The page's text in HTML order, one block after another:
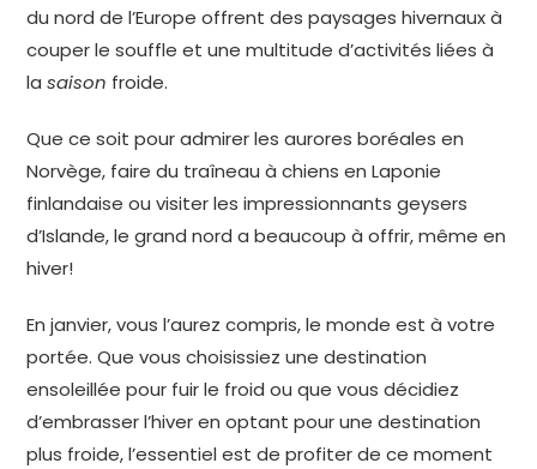
du nord de l’Europe offrent des paysages hivernaux à
couper le souffle et une multitude d’activités liées à
lasaison froide.
Que ce soit pour admirer les aurores boréales en
Norvège, faire du traîneau à chiens en Laponie
finlandaise ou visiter les impressionnants geysers
d’Islande, le grand nord a beaucoup à offrir, même en
hiver!
En janvier, vous l’aurez compris, le monde est à votre
portée. Que vous choisissiez une destination
ensoleillée pour fuir le froid ou que vous décidiez
d’embrasser l’hiver en optant pour une destination
plus froide, l’essentiel est de profiter de ce moment